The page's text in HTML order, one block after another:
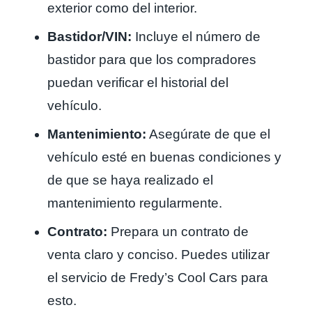
exterior como del interior.
Bastidor/VIN: Incluye el número de
bastidor para que los compradores
puedan verificar el historial del
vehículo.
Mantenimiento: Asegúrate de que el
vehículo esté en buenas condiciones y
de que se haya realizado el
mantenimiento regularmente.
Contrato: Prepara un contrato de
venta claro y conciso. Puedes utilizar
el servicio de Fredy’s Cool Cars para
esto.